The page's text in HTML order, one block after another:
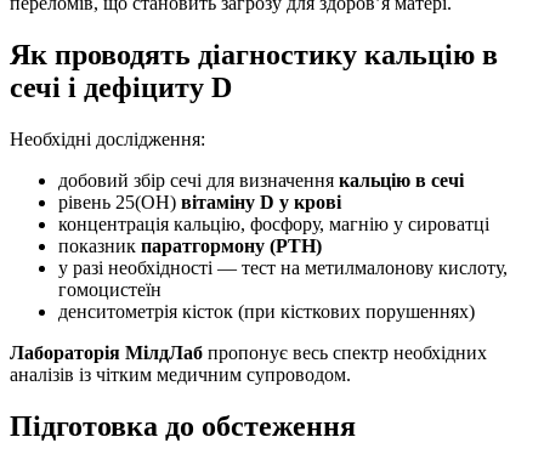
Як проводять діагностику кальцію в
сечі і дефіциту D
Необхідні дослідження:
добовий збір сечі для визначення кальцію в сечі
рівень 25(OH) вітаміну D у крові
концентрація кальцію, фосфору, магнію у сироватці
показник паратгормону (PTH)
у разі необхідності — тест на метилмалонову кислоту,
гомоцистеїн
денситометрія кісток (при кісткових порушеннях)
Лабораторія МілдЛаб пропонує весь спектр необхідних
аналізів із чітким медичним супроводом.
Підготовка до обстеження